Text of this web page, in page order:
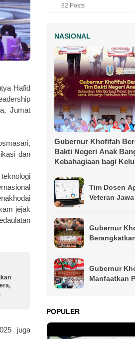
Hafid
Jumat
dan
jejak
juga
82 Posts
NASIONAL
Gubernur Khofifah
Bakti Negeri Anak
Kebahagiaan bagi
Tim Dosen
Veteran
Kelompok
Gubernur
Pesankan
Persaudaraan
Gubernur
Manfaatkan
POPULER